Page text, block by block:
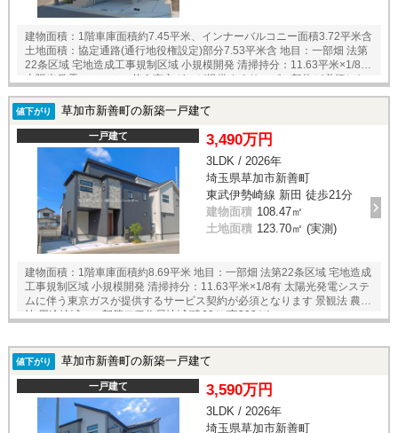
建物面積：1階車庫面積約7.45平米、インナーバルコニー面積3.72平米含
土地面積：協定通路(通行地役権設定)部分7.53平米含 地目：一部畑 法第
22条区域 宅地造成工事規制区域 小規模開発 清掃持分：11.63平米×1/8有
太陽光発電システムに伴う東京ガスが提供するサービス契約が必須とな
値下がり 草加市新善町の新築一戸建て
一戸建て 3,490万円
3LDK / 2026年
埼玉県草加市新善町
東武伊勢崎線 新田 徒歩21分
建物面積 108.47㎡
土地面積 123.70㎡ (実測)
建物面積：1階車庫面積約8.69平米 地目：一部畑 法第22条区域 宅地造成
工事規制区域 小規模開発 清掃持分：11.63平米×1/8有 太陽光発電システ
ムに伴う東京ガスが提供するサービス契約が必須となります 景観法 農地
法 用途地域：一部第二種住居地域(建60％/容200％)
値下がり 草加市新善町の新築一戸建て
一戸建て 3,590万円
3LDK / 2026年
埼玉県草加市新善町